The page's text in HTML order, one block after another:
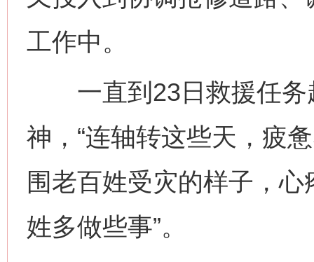
工作中。
一直到23日救援任务
神，“连轴转这些天，疲
围老百姓受灾的样子，
姓多做些事”。